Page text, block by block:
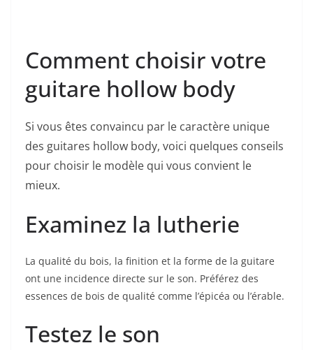
Comment choisir votre
guitare hollow body
Si vous​ êtes convaincu par le caractère unique
des guitares hollow body, voici quelques conseils
pour choisir le modèle qui vous convient le
mieux.
Examinez la ⁣lutherie
La qualité du bois, la finition et la forme de⁤ la guitare
ont une incidence directe sur le son. Préférez des
essences de bois de qualité comme l’épicéa ou l’érable.
Testez ⁣le son